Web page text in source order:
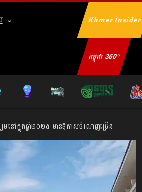
Khmer Insider
កម្ពុជា 360°
មនៅក្នុងឆ្នាំ២០២៥ មានឱកាសចំណេញច្រើន